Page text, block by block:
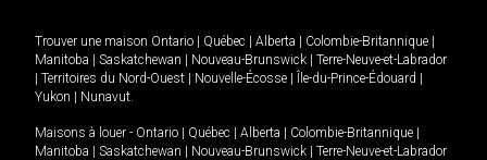
Trouver une maison Ontario Québec Alberta Colombie-Britannique
Manitoba
Saskatchewan Nouveau-Brunswick
Terre-Neuve-et-Labrador
Territoires du Nord-Ouest Nouvelle-Écosse Île-du-Prince-Édouard
Yukon
Nunavut.
Maisons à louer - Ontario Québec Alberta Colombie-Britannique
Manitoba
Saskatchewan Nouveau-Brunswick
Terre-Neuve-et-Labrador